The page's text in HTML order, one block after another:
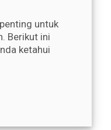
untuk
Berikut ini
ketahui